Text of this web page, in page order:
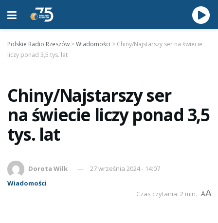
Polskie Radio Rzeszów >Wiadomości > Chiny/Najstarszy ser na świecie
liczy ponad 3,5 tys. lat
Chiny/Najstarszy ser
na świecie liczy ponad 3,5
tys. lat
Dorota Wilk
27 września 2024 - 14:07
Wiadomości
Czas czytania: 2 min. AA